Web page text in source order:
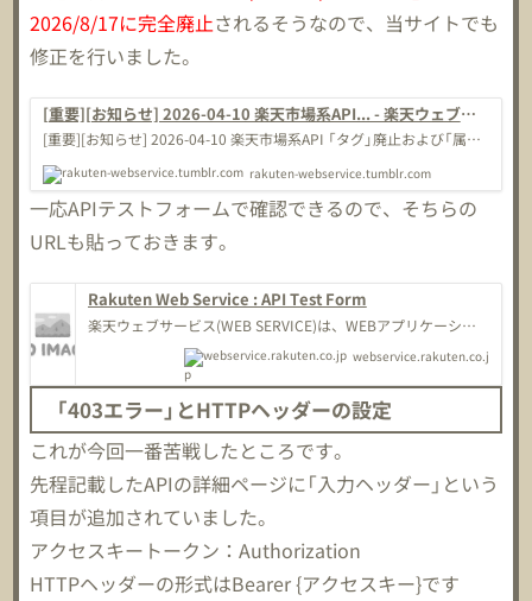
2026/8/17に完全廃止されるそうなので、当サイトでも
修正を行いました。
[重要][お知らせ] 2026-04-10 楽天市場系API... - 楽天ウェブ
サービスブログ
[重要][お知らせ] 2026-04-10 楽天市場系API 「タグ」廃止および「属性」
をご利用いただき、ありがとうございます。 楽天市場における「タ
グ」機能の廃止、新しい「属性」機能の導入、および関連するAPIエンド
ポイントの廃止スケジュールについてお知らせいたします。 告知日お
rakuten-webservice.tumblr.com
一応APIテストフォームで確認できるので、そちらの
URLも貼っておきます。
Rakuten Web Service : API Test Form
楽天ウェブサービス(WEB SERVICE)は、WEBアプリケーショ
データや機能を開発者様、企業の皆様にAPIやSDKを通じて提
供いたします。
webservice.rakuten.co.j
p
「403エラー」とHTTPヘッダーの設定
これが今回一番苦戦したところです。
先程記載したAPIの詳細ページに「入力ヘッダー」という
項目が追加されていました。
アクセスキートークン：Authorization
HTTPヘッダーの形式はBearer {アクセスキー}です